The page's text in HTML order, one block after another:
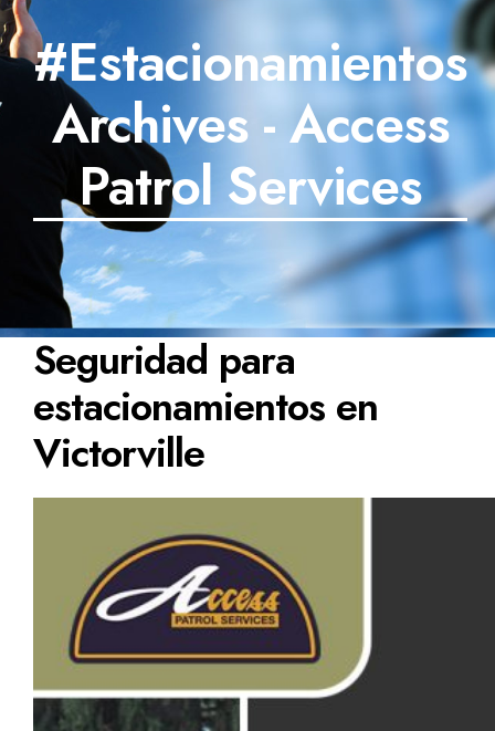
#Estacionamientos
Archives - Access
Patrol Services
Seguridad para
estacionamientos en
Victorville